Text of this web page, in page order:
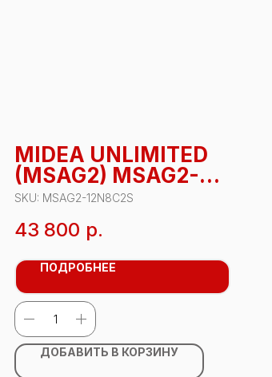
MIDEA UNLIMITED
(MSAG2) MSAG2-
12N8C2S
SKU: MSAG2-12N8C2S
43 800 р.
ПОДРОБНЕЕ
ДОБАВИТЬ В КОРЗИНУ